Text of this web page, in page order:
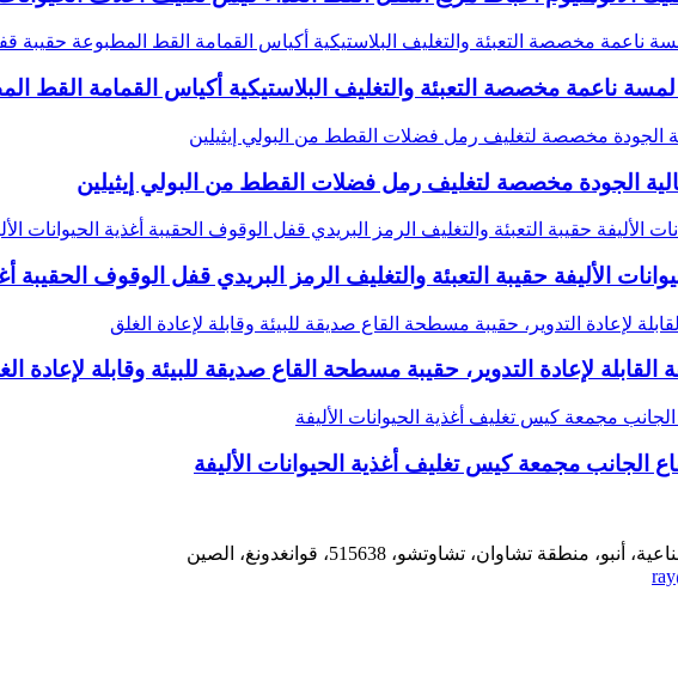
ناعمة مخصصة التعبئة والتغليف البلاستيكية أكياس القمامة القط
الجودة مخصصة لتغليف رمل فضلات القطط من البولي إيثيلين
الأليفة حقيبة التعبئة والتغليف الرمز البريدي قفل الوقوف الحقيبة
القابلة لإعادة التدوير، حقيبة مسطحة القاع صديقة للبيئة وقابلة لإعادة
الجانب مجمعة كيس تغليف أغذية الحيوانات الأليفة